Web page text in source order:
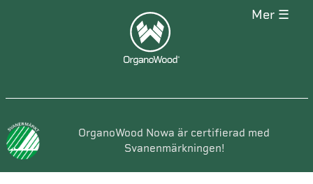
mer ☰
OrganoWood Nowa är certifierad med
Svanenmärkningen!